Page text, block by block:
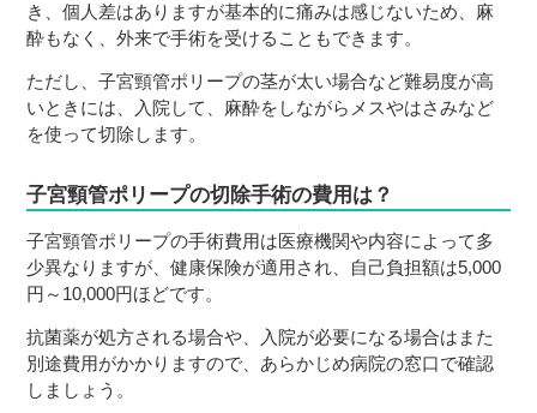
き、個人差はありますが基本的に痛みは感じないため、麻
酔もなく、外来で手術を受けることもできます。
ただし、子宮頸管ポリープの茎が太い場合など難易度が高
いときには、入院して、麻酔をしながらメスやはさみなど
を使って切除します。
子宮頸管ポリープの切除手術の費用は？
子宮頸管ポリープの手術費用は医療機関や内容によって多
少異なりますが、健康保険が適用され、自己負担額は5,000
円～10,000円ほどです。
抗菌薬が処方される場合や、入院が必要になる場合はまた
別途費用がかかりますので、あらかじめ病院の窓口で確認
しましょう。